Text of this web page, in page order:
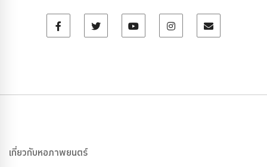
เกี่ยวกับหอภาพยนตร์